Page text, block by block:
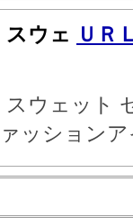
スウェ ＵＲ
スウェット
ッション